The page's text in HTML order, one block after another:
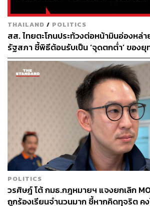
ยอดลงทะเบียนเลือกตั้งบอร์ดพุ่ง
เตรียมระบบรองรับ
สำหรับการจัดการเลือกตั้งบอร์ดประกัน
เสนอข้อมูลสถิติการเลือกตั้งในปี 2566 ซึ่
ทะเบียนเพียง 900,000 คนจากผู้มีสิทธิ
สิทธิเพียง 100,000 คน ส่วนฝั่งนายจ้างมีผู้
คนและมาใช้สิทธิราว 1,000 คนจากผู้มีสิ
อย่างไรก็ตาม การเปิดลงทะเบียนในรอ
ความสนใจลงทะเบียนในสองวันแรกเป็
ความร่วมมือสื่อมวลชนและภาคประชา
ให้ประชาชนออกมาใช้สิทธิ
ด้านเลขาธิการสำนักงานประกันสังคมเปิด
THAILAND / POLITICS
สส. ไทยตะโกนประท้วงต่อหน้ามินอ่องหล่า
รัฐสภา ชี้พิธีต้อนรับเป็น ‘จุดตกต่ำ’ ของ
ทูตไทย
POLITICS
วรศิษฎ์ โต้ กมธ.กฎหมายฯ แจงยกเลิก
ถูกร้องเรียนจำนวนมาก ชี้หากคิดทุจริต ค